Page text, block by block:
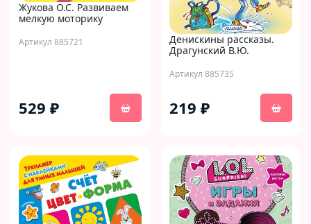
Жукова О.С. Развиваем
мелкую моторику
Артикул 885721
529 ₽
Денискины рассказы.
Драгунский В.Ю.
Артикул 885735
219 ₽